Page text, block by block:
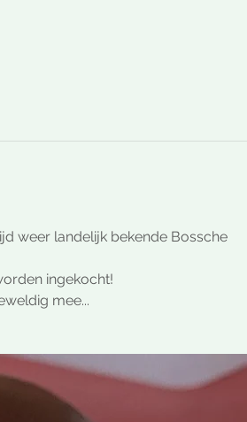
weer landelijk bekende Bossche
ingekocht!
mee...